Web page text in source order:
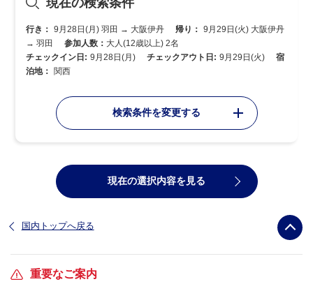
行き： 9月28日(月) 羽田 → 大阪伊丹 帰り： 9月29日(火) 大阪伊丹
→ 羽田
参加人数： 大人(12歳以上) 2名
チェックイン日: 9月28日(月) チェックアウト日: 9月29日(火)
宿
泊地：
関西
検索条件を変更する
現在の選択内容を見る
国内トップへ戻る
重要なご案内